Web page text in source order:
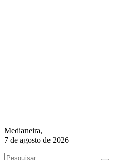
Medianeira,
7 de agosto de 2026